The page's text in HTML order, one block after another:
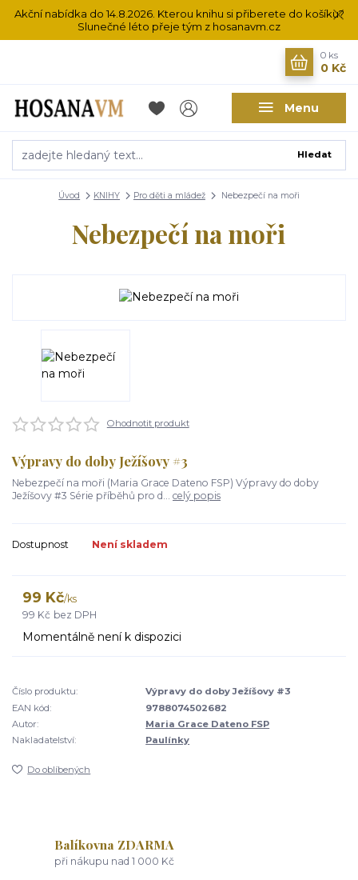
Akční nabídka do 14.8.2026. Kterou knihu si přiberete do košíku?
Slunečné léto přeje tým z hosanavm.cz
Menu
Hledat
0 ks
0 Kč
Úvod KNIHY Pro děti a mládež Nebezpečí na moři
Nebezpečí na moři
Ohodnotit produkt
Výpravy do doby Ježíšovy #3
Nebezpečí na moři (Maria Grace Dateno FSP) Výpravy do doby
Ježíšovy #3 Série příběhů pro d... celý popis
Dostupnost Není skladem
99 Kč/ks
99 Kč bez DPH
Momentálně není k dispozici
Číslo produktu:
Výpravy do doby Ježíšovy #3
EAN kód:
9788074502682
Autor:
Maria Grace Dateno FSP
Nakladatelství:
Paulínky
Do oblíbených
Balíkovna ZDARMA
při nákupu nad 1 000 Kč